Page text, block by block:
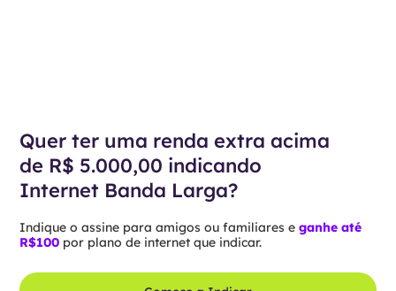
Quer ter uma renda extra acima
de R$ 5.000,00 indicando
Internet Banda Larga?
Indique o assine para amigos ou familiares eganhe até
R$100 por plano de internet que indicar.